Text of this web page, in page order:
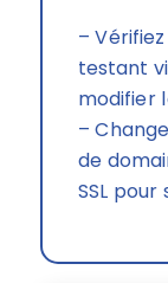
–
testant
modifier
–
de
SSL